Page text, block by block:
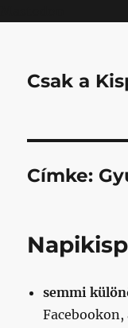
Csak a
Címke:
semmi